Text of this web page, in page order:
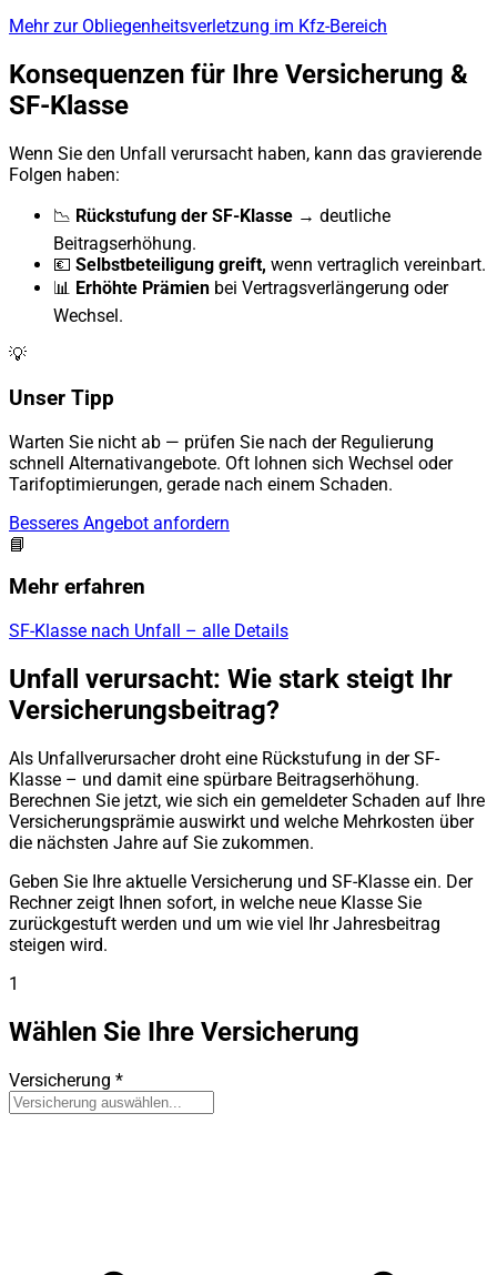
Mehr zur Obliegenheitsverletzung im Kfz-Bereich
Konsequenzen für Ihre Versicherung &
SF-Klasse
Wenn Sie den Unfall verursacht haben, kann das gravierende
Folgen haben:
📉 Rückstufung der SF-Klasse → deutliche
Beitragserhöhung.
💶 Selbstbeteiligung greift, wenn vertraglich vereinbart.
📊 Erhöhte Prämien bei Vertragsverlängerung oder
Wechsel.
💡
Unser Tipp
Warten Sie nicht ab — prüfen Sie nach der Regulierung
schnell Alternativangebote. Oft lohnen sich Wechsel oder
Tarifoptimierungen, gerade nach einem Schaden.
Besseres Angebot anfordern
📘
Mehr erfahren
SF-Klasse nach Unfall – alle Details
Unfall verursacht: Wie stark steigt Ihr
Versicherungsbeitrag?
Als Unfallverursacher droht eine Rückstufung in der SF-
Klasse – und damit eine spürbare Beitragserhöhung.
Berechnen Sie jetzt, wie sich ein gemeldeter Schaden auf Ihre
Versicherungsprämie auswirkt und welche Mehrkosten über
die nächsten Jahre auf Sie zukommen.
Geben Sie Ihre aktuelle Versicherung und SF-Klasse ein. Der
Rechner zeigt Ihnen sofort, in welche neue Klasse Sie
zurückgestuft werden und um wie viel Ihr Jahresbeitrag
steigen wird.
1
Wählen Sie Ihre Versicherung
Versicherung *